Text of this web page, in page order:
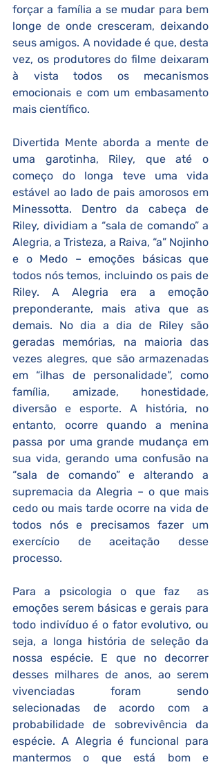
forçar a família a se mudar para bem
longe de onde cresceram, deixando
seus amigos. A novidade é que, desta
vez, os produtores do filme deixaram
à vista todos os mecanismos
emocionais e com um embasamento
mais científico.
Divertida Mente aborda a mente de
uma garotinha, Riley, que até o
começo do longa teve uma vida
estável ao lado de pais amorosos em
Minessotta. Dentro da cabeça de
Riley, dividiam a “sala de comando” a
Alegria, a Tristeza, a Raiva, “a” Nojinho
e o Medo – emoções básicas que
todos nós temos, incluindo os pais de
Riley. A Alegria era a emoção
preponderante, mais ativa que as
demais. No dia a dia de Riley são
geradas memórias, na maioria das
vezes alegres, que são armazenadas
em “ilhas de personalidade”, como
família, amizade, honestidade,
diversão e esporte. A história, no
entanto, ocorre quando a menina
passa por uma grande mudança em
sua vida, gerando uma confusão na
“sala de comando” e alterando a
supremacia da Alegria – o que mais
cedo ou mais tarde ocorre na vida de
todos nós e precisamos fazer um
exercício de aceitação desse
processo.
Para a psicologia o que faz  as
emoções serem básicas e gerais para
todo indivíduo é o fator evolutivo, ou
seja, a longa história de seleção da
nossa espécie. E que no decorrer
desses milhares de anos, ao serem
vivenciadas foram sendo
selecionadas de acordo com a
probabilidade de sobrevivência da
espécie. A Alegria é funcional para
mantermos o que está bom e